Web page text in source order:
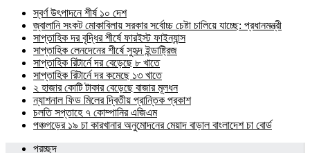
স্বর্ণ উৎপাদনে শীর্ষ ১০ দেশ
জ্বালানি সংকট মোকাবিলায় সরকার সর্বোচ্চ চেষ্টা চালিয়ে যাচ্ছে: প্রধানমন্ত্রী
সাপ্তাহিক দর বৃদ্ধির শীর্ষে ফারইস্ট ফাইন্যান্স
সাপ্তাহিক লেনদেনের শীর্ষে সুহৃদ ইন্ডাষ্ট্রিজ
সাপ্তাহিক রিটার্নে দর বেড়েছে ৮ খাতে
সাপ্তাহিক রিটার্নে দর কমেছে ১৩ খাতে
২ হাজার কোটি টাকার বেড়েছে বাজার মূলধন
ন্যাশনাল ফিড মিলের দ্বিতীয় প্রান্তিক প্রকাশ
চলতি সপ্তাহে ৭ কোম্পানির এজিএম
পঞ্চগড়ের ১৯ চা কারখানার অনুমোদনের মেয়াদ বাড়াল বাংলাদেশ চা বোর্ড
প্রচ্ছদ